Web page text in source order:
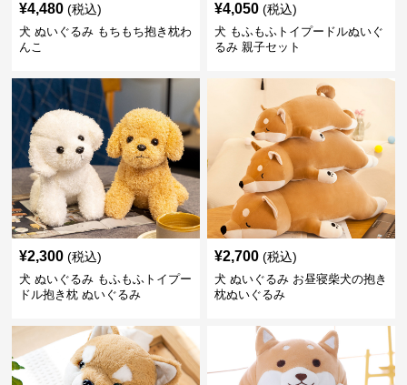
¥4,480 (税込)
犬 ぬいぐるみ もちもち抱き枕わ
んこ
¥4,050 (税込)
犬 もふもふトイプードルぬいぐ
るみ 親子セット
¥2,300 (税込)
犬 ぬいぐるみ もふもふトイプー
ドル抱き枕 ぬいぐるみ
¥2,700 (税込)
犬 ぬいぐるみ お昼寝柴犬の抱き
枕ぬいぐるみ